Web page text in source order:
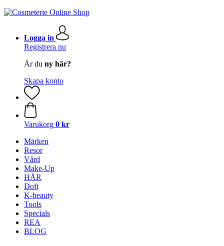
Logga in
Registrera nu
Är du ny här?
Skapa konto
Varukorg 0 kr
Märken
Resor
Vård
Make-Up
HÅR
Doft
K-beauty
Tools
Specials
REA
BLOG